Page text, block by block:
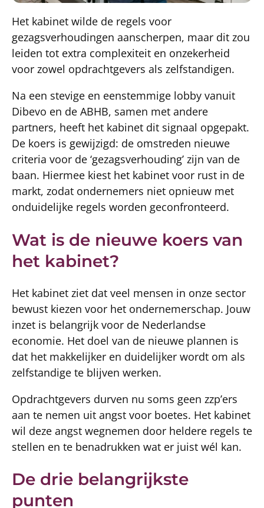
Het kabinet wilde de regels voor
gezagsverhoudingen aanscherpen, maar dit zou
leiden tot extra complexiteit en onzekerheid
voor zowel opdrachtgevers als zelfstandigen.
Na een stevige en eenstemmige lobby vanuit
Dibevo en de ABHB, samen met andere
partners, heeft het kabinet dit signaal opgepakt.
De koers is gewijzigd: de omstreden nieuwe
criteria voor de ‘gezagsverhouding’ zijn van de
baan. Hiermee kiest het kabinet voor rust in de
markt, zodat ondernemers niet opnieuw met
onduidelijke regels worden geconfronteerd.
Wat is de nieuwe koers van
het kabinet?
Het kabinet ziet dat veel mensen in onze sector
bewust kiezen voor het ondernemerschap. Jouw
inzet is belangrijk voor de Nederlandse
economie. Het doel van de nieuwe plannen is
dat het makkelijker en duidelijker wordt om als
zelfstandige te blijven werken.
Opdrachtgevers durven nu soms geen zzp’ers
aan te nemen uit angst voor boetes. Het kabinet
wil deze angst wegnemen door heldere regels te
stellen en te benadrukken wat er juist wél kan.
De drie belangrijkste
punten